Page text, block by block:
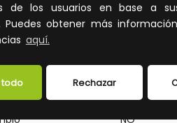
de los usuarios en base a
Puedes obtener más
aquí.
Rechazar
todo
para tira / banda / tubo de luz
accesorio/repuesto
Pieza final
NO